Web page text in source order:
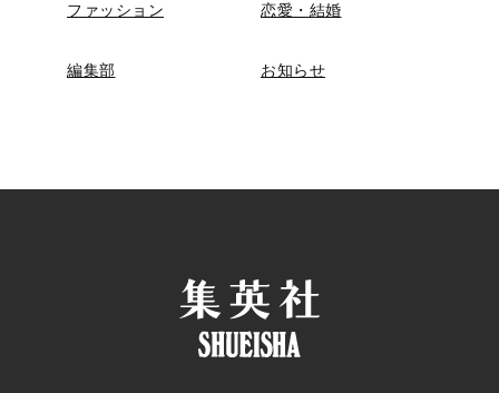
ファッション 恋愛・結婚
編集部 お知らせ